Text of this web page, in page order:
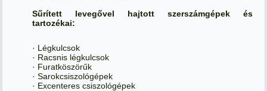
Sűrített levegővel hajtott szerszámgépek és
tartozékai:
· Légkulcsok
· Racsnis légkulcsok
· Furatköszörűk
· Sarokcsiszológépek
· Excenteres csiszológépek